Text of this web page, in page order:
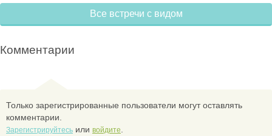
Все встречи с видом
Комментарии
Только зарегистрированные пользователи могут оставлять
комментарии.
Зарегистрируйтесь или войдите